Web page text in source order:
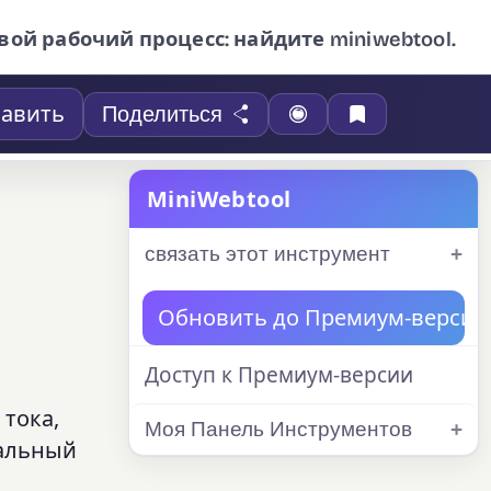
рабочий процесс: найдите miniwebtool.
Поделиться
MiniWebtool
связать этот инструмент
Обновить до Премиум-версии
Доступ к Премиум-версии
Моя Панель Инструментов